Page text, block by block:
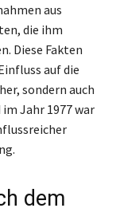
aus
die ihm
Diese Fakten
auf die
sondern auch
Jahr 1977 war
dem